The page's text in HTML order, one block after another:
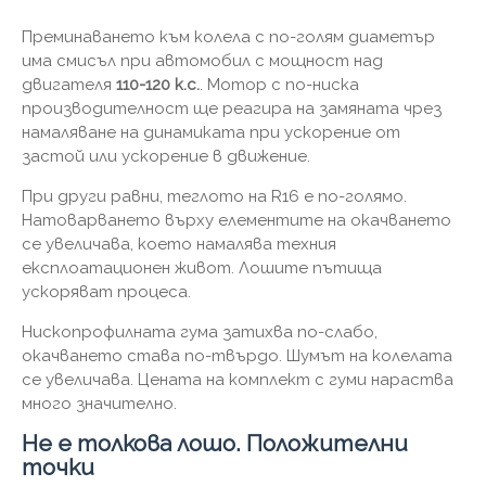
Преминаването към колела с по-голям диаметър
има смисъл при автомобил с мощност над
двигателя 110-120 к.с.. Мотор с по-ниска
производителност ще реагира на замяната чрез
намаляване на динамиката при ускорение от
застой или ускорение в движение.
При други равни, теглото на R16 е по-голямо.
Натоварването върху елементите на окачването
се увеличава, което намалява техния
експлоатационен живот. Лошите пътища
ускоряват процеса.
Нископрофилната гума затихва по-слабо,
окачването става по-твърдо. Шумът на колелата
се увеличава. Цената на комплект с гуми нараства
много значително.
Не е толкова лошо. Положителни
точки